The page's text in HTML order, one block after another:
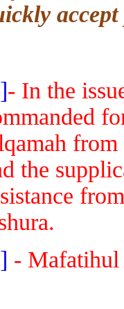
quickly
[1]- In the
Alqamah
and the
assistance
Ashura.
[2] -